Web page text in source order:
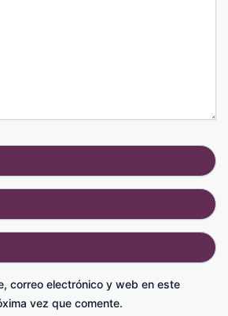
correo electrónico y web en este
vez que comente.